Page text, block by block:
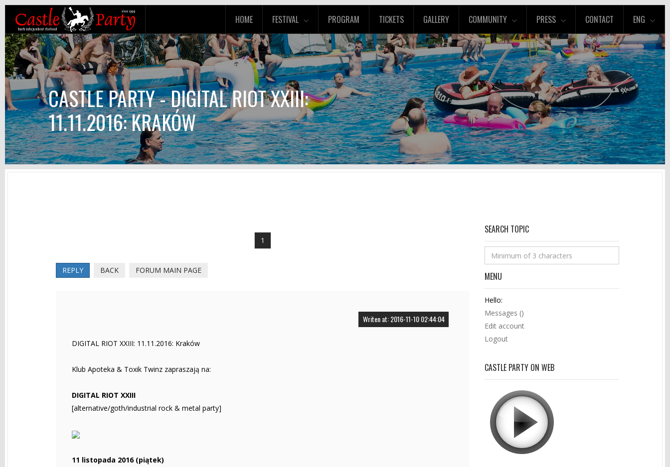
HOME FESTIVAL PROGRAM TICKETS GALLERY COMMUNITY PRESS CONTACT ENG
CASTLE PARTY - DIGITAL RIOT XXIII:
11.11.2016: KRAKÓW
1
REPLY BACK FORUM MAIN PAGE
Writen at: 2016-11-10 02:44:04
DIGITAL RIOT XXIII: 11.11.2016: Kraków
Klub Apoteka & Toxik Twinz zapraszają na:
DIGITAL RIOT XXIII
[alternative/goth/industrial rock & metal party]
11 listopada 2016 (piątek)
SEARCH TOPIC
MENU
Hello:
Messages ()
Edit account
Logout
CASTLE PARTY ON WEB